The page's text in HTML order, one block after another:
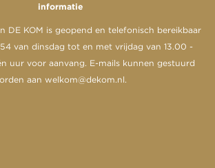
informatie
DE KOM is geopend en telefonisch bereikbaar
van dinsdag tot en met vrijdag van 13.00 -
uur voor aanvang. E-mails kunnen gestuurd
aan welkom@dekom.nl.